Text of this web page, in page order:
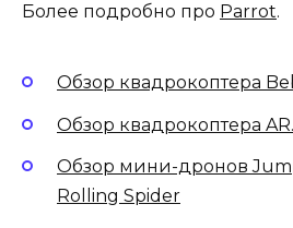
Более подробно про Parrot.
Обзор квадрокоптера
Обзор квадрокоптера
Обзор мини-дронов
Rolling Spider